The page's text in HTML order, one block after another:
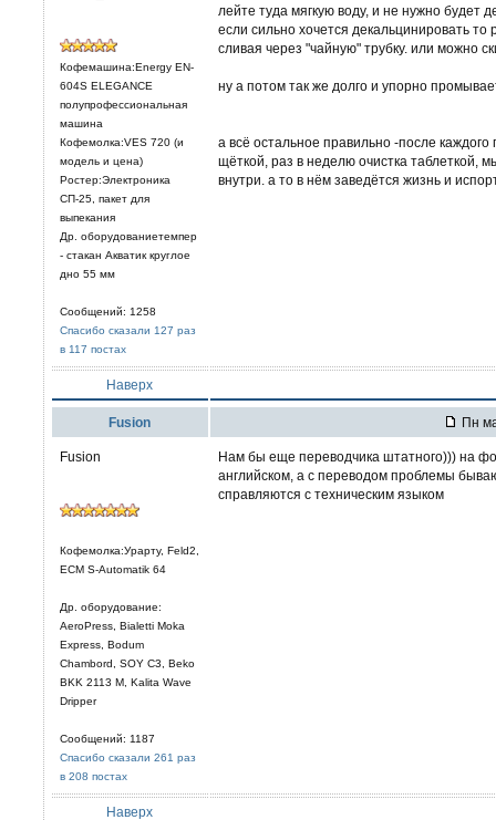
Кофемашина:Energy EN-
604S ELEGANCE
полупрофессиональная
машина
Кофемолка:VES 720 (и
модель и цена)
Ростер:Электроника
СП-25, пакет для
выпекания
Др. оборудованиетемпер
- стакан Акватик круглое
дно 55 мм
Сообщений: 1258
Спасибо сказали 127 раз
в 117 постах
лейте туда мягкую воду, и не нужно будет
если сильно хочется декальцинировать то
сливая через "чайную" трубку. или можно
ну а потом так же долго и упорно
а всё остальное правильно -после
щёткой, раз в неделю очистка таблеткой,
внутри. а то в нём заведётся жизнь и
Наверх
Fusion Пн
Fusion
Кофемолка:Урарту, Feld2,
ECM S-Automatik 64
Др. оборудование:
AeroPress, Bialetti Moka
Express, Bodum
Chambord, SOY C3, Beko
BKK 2113 M, Kalita Wave
Dripper
Сообщений: 1187
Спасибо сказали 261 раз
в 208 постах
Нам бы еще переводчика штатного))) на
английском, а с переводом проблемы
справляются с техническим языком
Наверх